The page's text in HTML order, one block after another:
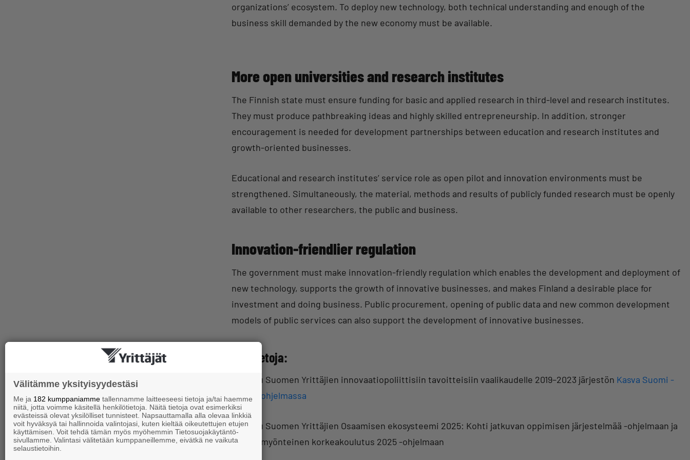
organizations’ ecosystem. To deploy new technology, both technical understanding and enough of the
business skill demanded by the new economy must be available.
More open universities and research institutes
The Finnish state must ensure funding for basic and applied research in third-level and research institutes.
They must produce pathbreaking ideas and highly skilled entrepreneurship. In addition, stronger
encouragement is needed for development partnerships between education and research institutes and
growth-oriented businesses.
Educational and research institutes’ service role as open pilot and innovation environments must be
strengthened. Simultaneously, the material, methods and results of publicly funded research must be openly
available to other researchers, the public and business.
Innovation-friendlier regulation
The government must make innovation-friendly regulation which enables the development and deployment of
new technology, supports the growth of innovative businesses, and makes Finland a desirable place for
investment and doing business. Public procurement, opening of public data and new common development
models of public services can also support the development of innovative businesses.
Lisätietoja:
Tutustu Suomen Yrittäjien innovaatiopoliittisiin tavoitteisiin vaalikaudelle 2019–2023 järjestön Kasva Suomi -
tavoiteohjelmassa
Tutustu Suomen Yrittäjien Osaamisen ekosysteemi 2025: Kohti jatkuvan oppimisen järjestelmää -ohjelmaan ja
Yrittäjämyönteinen korkeakoulutus 2025 -ohjelmaan
Välitämme yksityisyydestäsi
Me ja 182 kumppaniamme tallennamme laitteeseesi tietoja ja/tai haemme
niitä, jotta voimme käsitellä henkilötietoja. Näitä tietoja ovat esimerkiksi
evästeissä olevat yksilölliset tunnisteet. Napsauttamalla alla olevaa linkkiä
voit hyväksyä tai hallinnoida valintojasi, kuten kieltää oikeutettujen etujen
käyttämisen. Voit tehdä tämän myös myöhemmin Tietosuojakäytäntö-
sivullamme. Valintasi välitetään kumppaneillemme, eivätkä ne vaikuta
selaustietoihin.